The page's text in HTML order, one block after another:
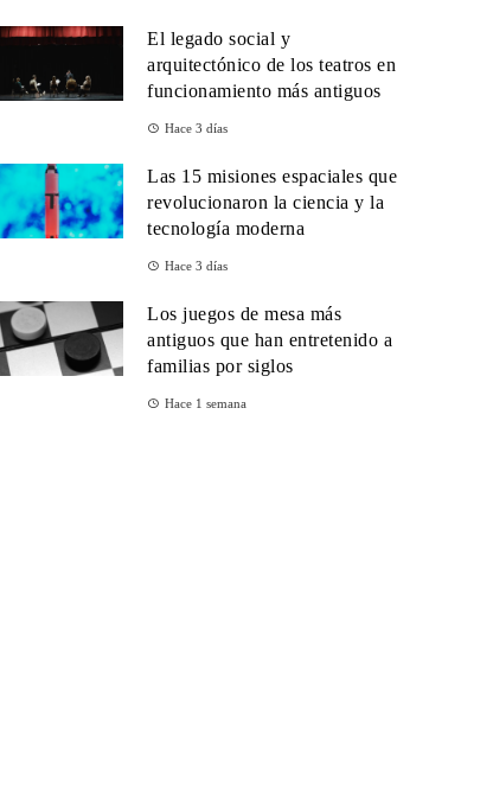
El legado social y
arquitectónico de los teatros en
funcionamiento más antiguos
Hace 3 días
Las 15 misiones espaciales que
revolucionaron la ciencia y la
tecnología moderna
Hace 3 días
Los juegos de mesa más
antiguos que han entretenido a
familias por siglos
Hace 1 semana